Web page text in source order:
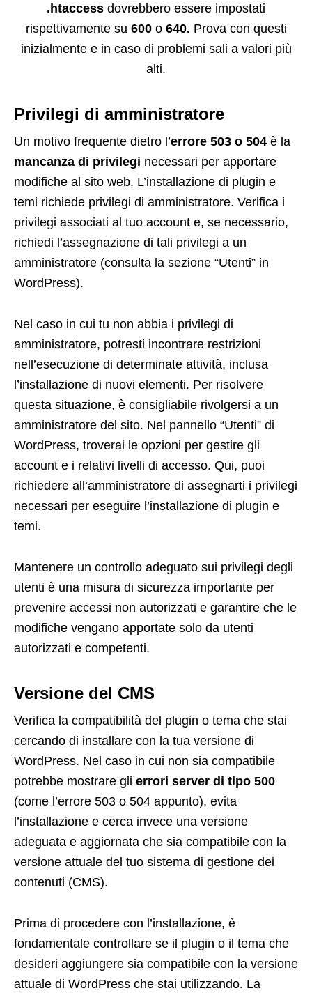
.htaccess dovrebbero essere impostati
rispettivamente su 600 o 640. Prova con questi
inizialmente e in caso di problemi sali a valori più
alti.
Privilegi di amministratore
Un motivo frequente dietro l’errore 503 o 504 è la
mancanza di privilegi necessari per apportare
modifiche al sito web. L’installazione di plugin e
temi richiede privilegi di amministratore. Verifica i
privilegi associati al tuo account e, se necessario,
richiedi l’assegnazione di tali privilegi a un
amministratore (consulta la sezione “Utenti” in
WordPress).
Nel caso in cui tu non abbia i privilegi di
amministratore, potresti incontrare restrizioni
nell’esecuzione di determinate attività, inclusa
l’installazione di nuovi elementi. Per risolvere
questa situazione, è consigliabile rivolgersi a un
amministratore del sito. Nel pannello “Utenti” di
WordPress, troverai le opzioni per gestire gli
account e i relativi livelli di accesso. Qui, puoi
richiedere all’amministratore di assegnarti i privilegi
necessari per eseguire l’installazione di plugin e
temi.
Mantenere un controllo adeguato sui privilegi degli
utenti è una misura di sicurezza importante per
prevenire accessi non autorizzati e garantire che le
modifiche vengano apportate solo da utenti
autorizzati e competenti.
Versione del CMS
Verifica la compatibilità del plugin o tema che stai
cercando di installare con la tua versione di
WordPress. Nel caso in cui non sia compatibile
potrebbe mostrare gli errori server di tipo 500
(come l’errore 503 o 504 appunto), evita
l’installazione e cerca invece una versione
adeguata e aggiornata che sia compatibile con la
versione attuale del tuo sistema di gestione dei
contenuti (CMS).
Prima di procedere con l’installazione, è
fondamentale controllare se il plugin o il tema che
desideri aggiungere sia compatibile con la versione
attuale di WordPress che stai utilizzando. La